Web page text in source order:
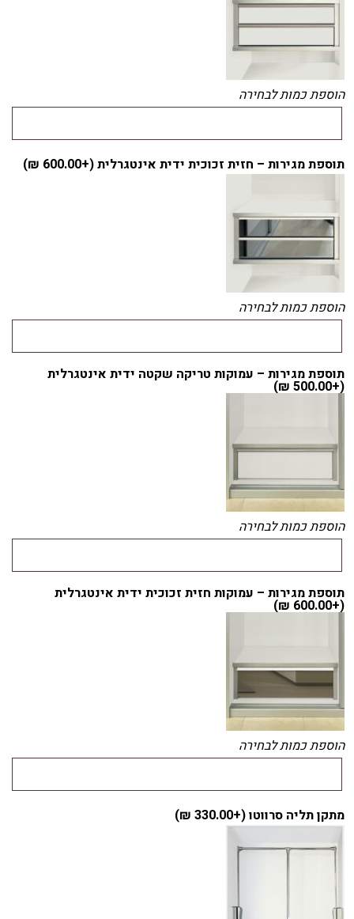
הוספת כמות לבחירה
תוספת מגירות – חזית זכוכית ידית אינטגרלית (+600.00
₪
)
הוספת כמות לבחירה
תוספת מגירות – עמוקות טריקה שקטה ידית אינטגרלית
(+
500.00
₪
)
הוספת כמות לבחירה
תוספת מגירות – עמוקות חזית זכוכית ידית אינטגרלית
(+
600.00
₪
)
הוספת כמות לבחירה
מתקן תליה סרווטו (+330.00
₪
)